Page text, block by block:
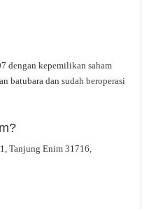
dengan kepemilikan saham
batubara dan sudah beroperasi
Tanjung Enim 31716,